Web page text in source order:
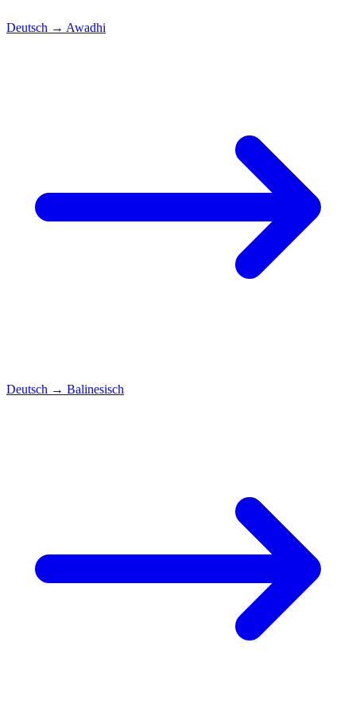
Deutsch → Awadhi
Deutsch → Balinesisch